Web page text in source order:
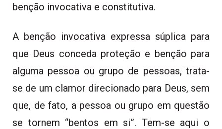
benção invocativa e constitutiva.
A benção invocativa expressa súplica para
que Deus conceda proteção e benção para
alguma pessoa ou grupo de pessoas, trata-
se de um clamor direcionado para Deus, sem
que, de fato, a pessoa ou grupo em questão
se tornem “bentos em si”. Tem-se aqui o